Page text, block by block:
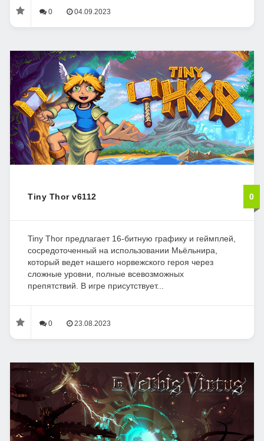
0 04.09.2023
Tiny Thor v6112 0
Tiny Thor предлагает 16-битную графику и геймплей,
сосредоточенный на использовании Мьёльнира,
который ведет нашего норвежского героя через
сложные уровни, полные всевозможных
препятствий. В игре присутствует...
0 23.08.2023